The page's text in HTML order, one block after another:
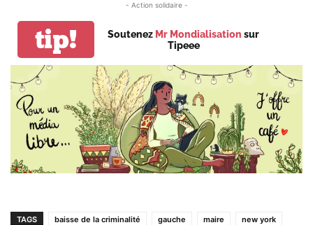
- Action solidaire -
tip! Soutenez Mr Mondialisation sur
Tipeee
TAGS baisse de la criminalité gauche maire
new york